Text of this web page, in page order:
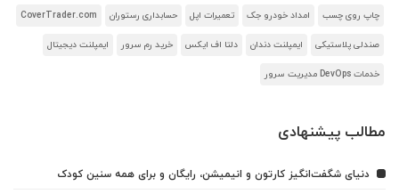
چاپ روی چسب امداد خودرو جک تعمیرات اپل حسابداری رستوران CoverTrader.com
صندلی پلاستیکی ایمپلنت دندان دلتا اف ایکس خرید رم سرور ایمپلنت دیجیتال
خدمات DevOps مدیریت سرور
مطالب پیشنهادی
دنیای شگفت‌انگیز کارتون و انیمیشن، رایگان و برای همه سنین کودک